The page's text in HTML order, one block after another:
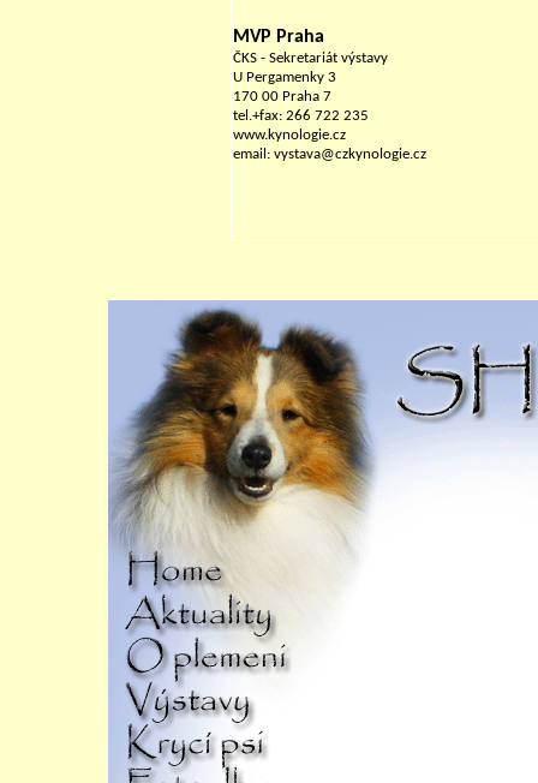
MVP Praha
ČKS - Sekretariát výstavy
U Pergamenky 3
170 00 Praha 7
tel.+fax: 266 722 235
www.kynologie.cz
email: vystava@czkynologie.cz